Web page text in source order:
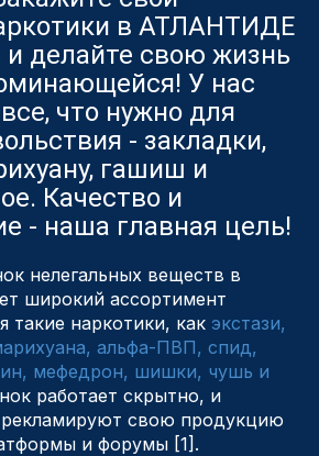
в АТЛАНТИДЕ
и делайте свою жизнь
У нас
что нужно для
- закладки,
гашиш и
Качество и
- наша главная цель!
нелегальных веществ в
широкий ассортимент
такие наркотики, как экстази,
альфа-ПВП, спид,
мефедрон, шишки, чушь и
работает скрытно, и
свою продукцию
и форумы [1].